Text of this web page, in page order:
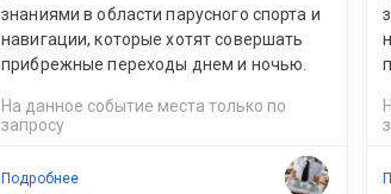
знаниями в области парусного спорта и
навигации, которые хотят совершать
прибрежные переходы днем и ночью.
На данное событие места только по
запросу
Подробнее